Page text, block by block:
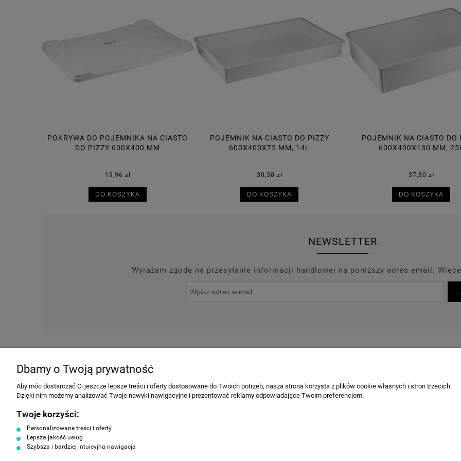
POJEMNIK NA CIASTO DO PIZZY
600X400X75 MM, 14L
30,50 zł
DO KOSZYKA
POJEMNIK NA CIASTO DO PIZZY
600X400X130 MM, 25L
37,80 zł
DO KOSZYKA
POJEMNIK NA CIASTO DO
600X400X95 MM, 18L
34,70 zł
DO KOSZYKA
NEWSLETTER
Wyrażam zgodę na przesyłanie informacji handlowej na poniższy adres email.
O NAS NOWOŚCI PROMOCJE PRODUCENCI OUTLET BLOG
INFORMACJE
Producenci
Polityka prywatności
Koszty dostawy
OBSŁUGA KLIENTA
Dbamy o Twoją prywatność
Aby móc dostarczać Ci jeszcze lepsze treści i oferty dostosowane do Twoich potrzeb, nasza strona korzysta z plików cookie własnych i stron trzecich.
Dzięki nim możemy analizować Twoje nawyki nawigacyjne i prezentować reklamy odpowiadające Twoim preferencjom.
Twoje korzyści:
Personalizowane treści i oferty
Lepsza jakość usług
Szybsza i bardziej intuicyjna nawigacja